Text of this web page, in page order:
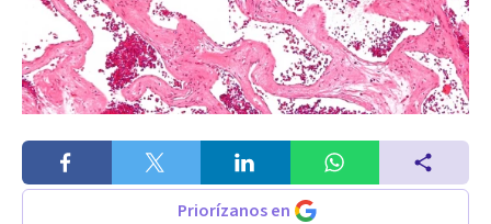
Priorízanos en